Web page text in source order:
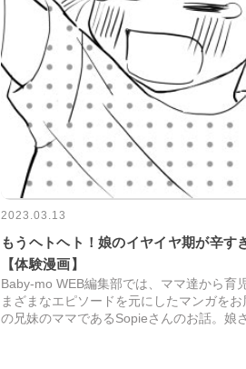
2023.03.13
もうヘトヘト！娘のイヤイヤ期が辛
【体験漫画】
Baby-mo WEB編集部では、ママ達から育
まざまなエピソードを元にしたマンガを
の兄妹のママであるSopieさんのお話。娘